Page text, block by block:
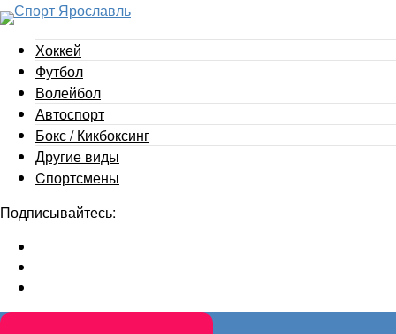
Хоккей
Футбол
Волейбол
Автоспорт
Бокс / Кикбоксинг
Другие виды
Cпортсмены
Подписывайтесь: